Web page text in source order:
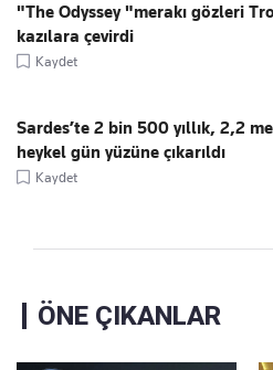
"The Odyssey "merakı gözleri
kazılara çevirdi
Kaydet
Sardes’te 2 bin 500 yıllık, 2,2
heykel gün yüzüne çıkarıldı
Kaydet
ÖNE ÇIKANLAR